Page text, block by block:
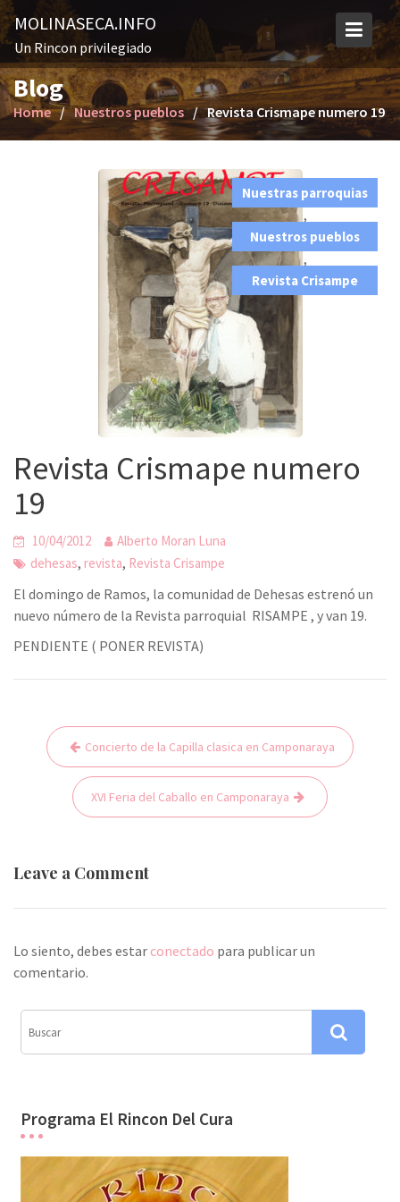
S
k
p
t
o
c
MOLINASECA.INFO
Un Rincon privilegiado
Blog
Home Nuestros pueblos Revista Crismape numero 19
Nuestras parroquias
,
Nuestros pueblos
,
Revista Crisampe
Revista Crismape numero
19
10/04/2012
Alberto Moran Luna
dehesas, revista, Revista Crisampe
El domingo de Ramos, la comunidad de Dehesas estrenó un
nuevo número de la Revista parroquial RISAMPE , y van 19.
PENDIENTE ( PONER REVISTA)
g
c
i
ó
e
n
t
r
Concierto de la Capilla clasica en Camponaraya
XVI Feria del Caballo en Camponaraya
Leave a Comment
Lo siento, debes estar conectado para publicar un
comentario.
Programa El Rincon Del Cura